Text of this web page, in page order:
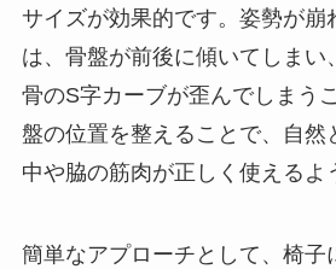
サイズが効果的です。姿勢が崩
は、骨盤が前後に傾いてしまい
骨のS字カーブが歪んでしまう
盤の位置を整えることで、自然
中や脇の筋肉が正しく使えるよ
簡単なアプローチとして、椅子